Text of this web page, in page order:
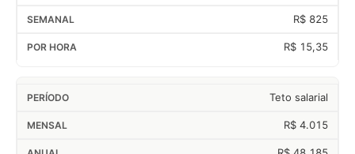
R$ 825
R$ 15,35
Teto salarial
R$ 4.015